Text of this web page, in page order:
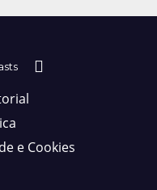
e Cookies